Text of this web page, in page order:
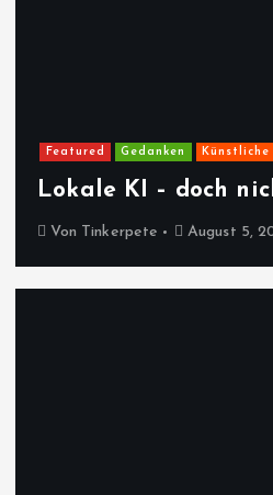
Featured Gedanken
Lokale KI – doch
Von Tinkerpete August 5,